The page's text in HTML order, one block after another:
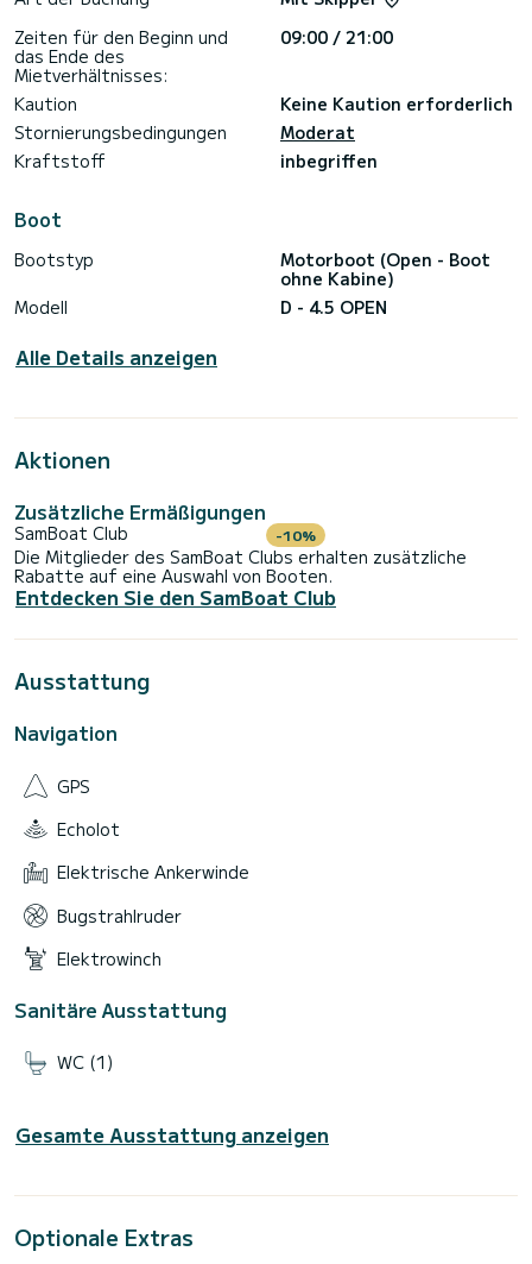
Einheimischer zu genießen - senden Sie uns jetzt eine
Nachricht und buchen Sie Ihre private Bootstour, bevor die
Termine ausgebucht sind!
Zeiten für den Beginn und
das Ende des
Mietverhältnisses:
09:00 / 21:00
Kaution
Keine Kaution erforderlich
Stornierungsbedingungen
Moderat
Kraftstoff
inbegriffen
Boot
Bootstyp
Motorboot (Open - Boot
ohne Kabine)
Modell
D - 4.5 OPEN
Alle Details anzeigen
Aktionen
Zusätzliche Ermäßigungen
SamBoat Club -10%
Die Mitglieder des SamBoat Clubs erhalten zusätzliche
Rabatte auf eine Auswahl von Booten.
Entdecken Sie den SamBoat Club
Ausstattung
Navigation
GPS
Echolot
Elektrische Ankerwinde
Bugstrahlruder
Elektrowinch
Sanitäre Ausstattung
WC (1)
Gesamte Ausstattung anzeigen
Optionale Extras